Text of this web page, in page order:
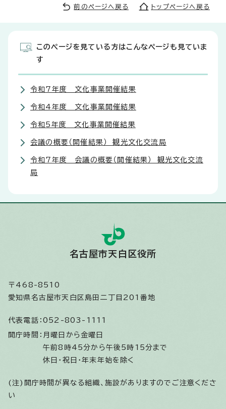
前のページへ戻る トップページへ戻る
このページを見ている方はこんなページも見ていま
す
令和7年度 文化事業開催結果
令和4年度 文化事業開催結果
令和5年度 文化事業開催結果
会議の概要（開催結果） 観光文化交流局
令和7年度 会議の概要（開催結果） 観光文化交流
局
名古屋市天白区役所
〒468-8510
愛知県名古屋市天白区島田二丁目201番地
代表電話： 052-803-1111
開庁時間： 月曜日から金曜日
午前8時45分から午後5時15分まで
休日・祝日・年末年始を除く
(注)開庁時間が異なる組織、施設がありますのでご注意くださ
い